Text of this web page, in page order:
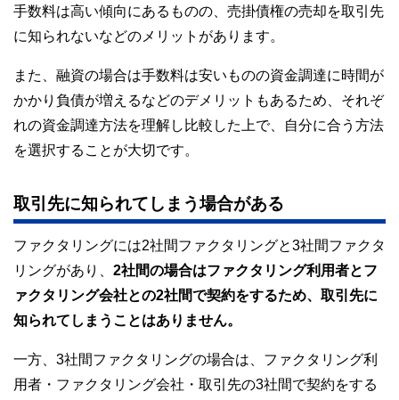
手数料は高い傾向にあるものの、売掛債権の売却を取引先
に知られないなどのメリットがあります。
また、融資の場合は手数料は安いものの資金調達に時間が
かかり負債が増えるなどのデメリットもあるため、それぞ
れの資金調達方法を理解し比較した上で、自分に合う方法
を選択することが大切です。
取引先に知られてしまう場合がある
ファクタリングには2社間ファクタリングと3社間ファクタ
リングがあり、 2社間の場合はファクタリング利用者とフ
ァクタリング会社との2社間で契約をするため、取引先に
知られてしまうことはありません。
一方、3社間ファクタリングの場合は、ファクタリング利
用者・ファクタリング会社・取引先の3社間で契約をする